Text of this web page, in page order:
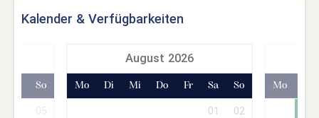
Kalender & Verfügbarkeiten
So
August 2026
Mo Di Mi Do Fr Sa So
01 02
Mo